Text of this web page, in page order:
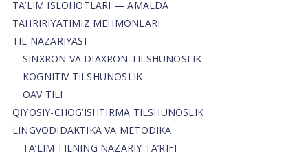
TA’LIM ISLOHOTLARI — AMALDA
TAHRIRIYATIMIZ MEHMONLARI
TIL NAZARIYASI
SINXRON VA DIAXRON TILSHUNOSLIK
KOGNITIV TILSHUNOSLIK
OAV TILI
QIYOSIY-CHOG‘ISHTIRMA TILSHUNOSLIK
LINGVODIDAKTIKA VA METODIKA
TA’LIM TILNING NAZARIY TA’RIFI